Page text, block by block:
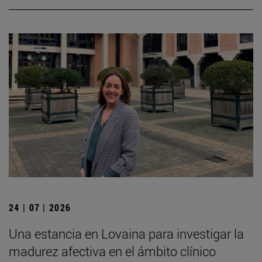
24 | 07 | 2026
Una estancia en Lovaina para investigar la
madurez afectiva en el ámbito clínico